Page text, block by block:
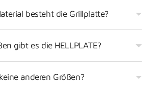
besteht die Grillplatte?
gibt es die HELLPLATE?
anderen Größen?